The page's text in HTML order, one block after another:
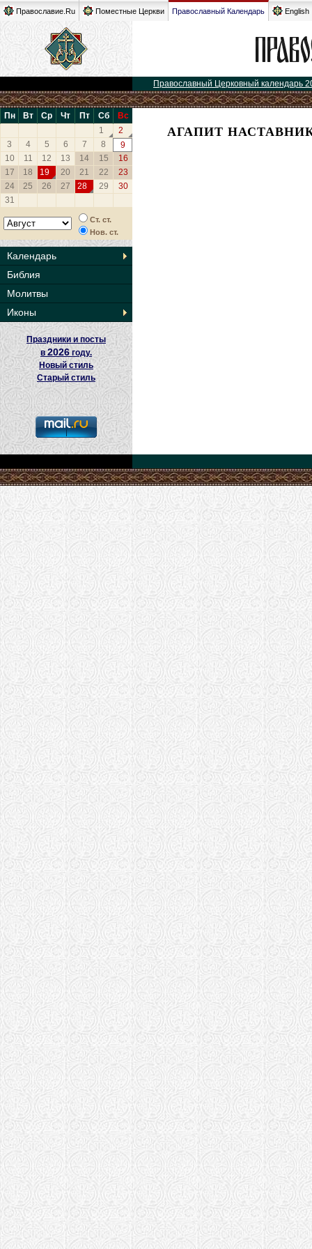
Православие.Ru Поместные Церкви Православный Календарь English
Православный Церковный календарь
Пн Вт Ср Чт Пт Сб
Вс
1
2
3
4 5 6 7 8
9
10
11 12 13 14 15
16
17
18 19 20 21 22
23
24
25 26 27 28 29
30
31
Ст. ст.
Нов. ст.
Календарь
Библия
Молитвы
Иконы
Праздники и посты
в2026 году.
Новый стиль
Старый стиль
АГАПИТ